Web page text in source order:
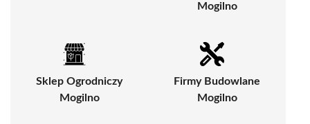
Mogilno
Sklep Ogrodniczy
Mogilno
Firmy Budowlane
Mogilno